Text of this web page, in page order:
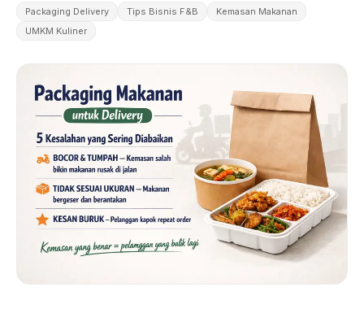
Packaging Delivery Tips Bisnis F&B
Kemasan Makanan
UMKM Kuliner